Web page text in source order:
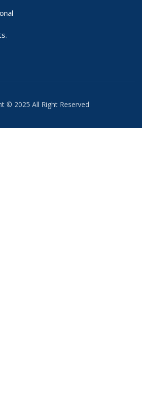
© 2025 All Right Reserved